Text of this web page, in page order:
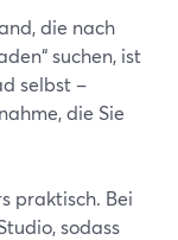
die nach
suchen, ist
selbst –
die Sie
praktisch. Bei
sodass